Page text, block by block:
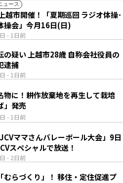
ュース
- 1日前
越市開催！「夏期巡回 ラジオ体操･
操会」今月16日(日)
- 1日前
の疑い 上越市28歳 自称会社役員の
逮捕
- 1日前
物に！耕作放棄地を再生して栽培
」発売
- 2日前
JCVママさんバレーボール大会」9日
スペシャルで放送！
むらづくり」！ 移住・定住促進プ